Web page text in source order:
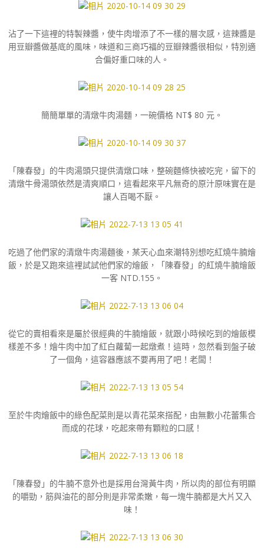
沾了一下這裡的特製辣醬，使牛肉增添了不一樣的層次感，這辣醬是
用豆瓣醬做基底的風味，味道和三商巧福的豆瓣辣醬很相似，特別適
合偏好重口味的人。
簡簡單單的清燉牛肉湯麵，一碗價格 NT$ 80 元。
「陳春發」的牛肉湯頭只提供清燉口味，整碗麵條快被吃完，留下的
清燉牛骨湯頭依然是清爽順口，這看起來平凡無奇的原汁原味實在是
讓人百喝不厭。
吃過了他們家的清燉牛肉湯麵後，某天心血來潮特別想吃紅燒牛腩燴
飯，於是又跑來這裡試試他們家的燴飯，「陳春發」的紅燒牛腩燴飯
一客 NTD.155。
從它的賣相看來是屬於很經典的牛腩燴飯，就跟小時候吃到的燴飯模
樣差不多！燴牛肉中加了紅白蘿蔔一起燉煮！這時，忽然看到盤子破
了一個角，這容器應該不要再用了吧！老闆！
至於牛肉燴飯中的綠色配菜則是以青花菜來搭配，由無數小花蕾集合
而成的花球，吃起來帶有顆粒的口感！
「陳春發」的牛腩不意外也是採用台灣黃牛肉，所以肉的部位有明顯
的嚼勁，筋與油花的部分則是非常柔嫩，每一塊牛腩都是大片又入
味！